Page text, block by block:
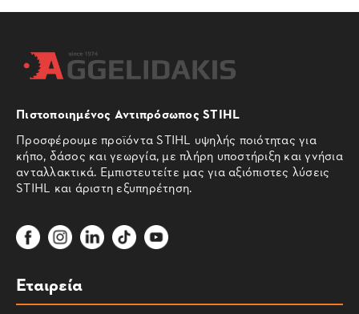
Πιστοποιημένος Αντιπρόσωπος STIHL
Προσφέρουμε προϊόντα STIHL υψηλής ποιότητας για
κήπο, δάσος και γεωργία, με πλήρη υποστήριξη και γνήσια
ανταλλακτικά. Εμπιστευτείτε μας για αξιόπιστες λύσεις
STIHL και άριστη εξυπηρέτηση.
Εταιρεία